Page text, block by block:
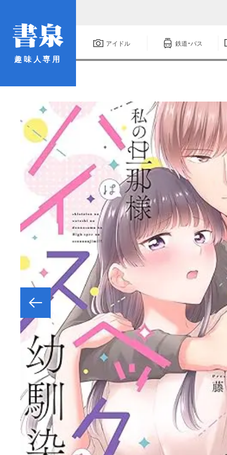
趣味人専用
アイドル 鉄道・バス